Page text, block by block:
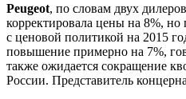
Peugeot, по словам двух
корректировала цены на 8%, но
с ценовой политикой на 2015
повышение примерно на 7%,
также ожидается сокращение
России. Представитель